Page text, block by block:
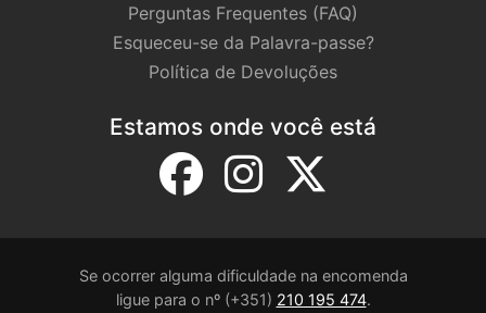
Perguntas Frequentes (FAQ)
Esqueceu-se da Palavra-passe?
Política de Devoluções
Estamos onde você está
Se ocorrer alguma dificuldade na encomenda
ligue para o nº (+351) 210 195 474.